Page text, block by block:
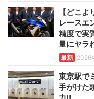
【どこ
レースエ
精度で実
量にヤラ
最新 2026
東京駅で
手がけた